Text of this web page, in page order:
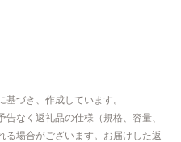
づき、作成しています。
なく返礼品の仕様（規格、容量、
る場合がございます。お届けした返